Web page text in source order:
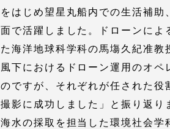
をはじめ望星丸船内での生活補
面で活躍しました。ドローンによ
た海洋地球科学科の馬塲久紀准教
風下におけるドローン運用のオペ
のですが、それぞれが任された役
撮影に成功しました」と振り返り
海水の採取を担当した環境社会学